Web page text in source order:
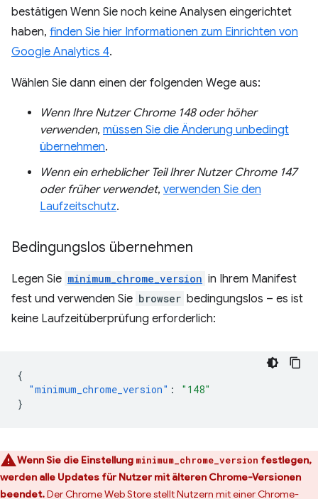
bestätigen Wenn Sie noch keine Analysen eingerichtet
haben, finden Sie hier Informationen zum Einrichten von
Google Analytics 4.
Wählen Sie dann einen der folgenden Wege aus:
Wenn Ihre Nutzer Chrome 148 oder höher
verwenden, müssen Sie die Änderung unbedingt
übernehmen.
Wenn ein erheblicher Teil Ihrer Nutzer Chrome 147
oder früher verwendet, verwenden Sie den
Laufzeitschutz.
Bedingungslos übernehmen
Legen Sie minimum_chrome_version in Ihrem Manifest
fest und verwenden Sie browser bedingungslos – es ist
keine Laufzeitüberprüfung erforderlich:
{
"minimum_chrome_version" :
"148"
}
Wenn Sie die Einstellung minimum_chrome_version festlegen,
werden alle Updates für Nutzer mit älteren Chrome-Versionen
beendet.Der Chrome Web Store stellt Nutzern mit einer Chrome-